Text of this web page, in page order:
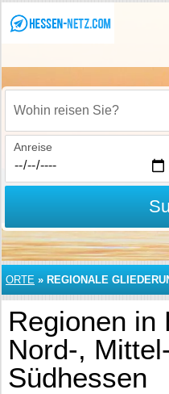
Wohin reisen Sie?
Anreise
ORTE » REGIONALE
Regionen in
Nord-,
Südhessen